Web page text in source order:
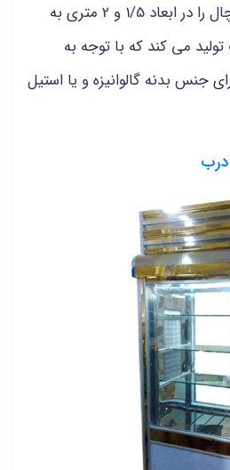
برودتی اورانوس این یخچال را در ابعاد 1/5 و 2 متری به
می کند که با توجه به
جنس بدنه گالوانیزه و یا استیل